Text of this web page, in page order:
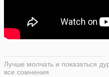
Лучше молчать и показаться
все сомнения